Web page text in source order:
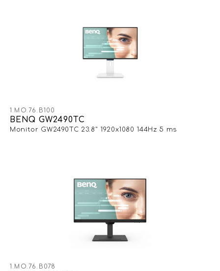
1.MO.76.B100
BENQ GW2490TC
Monitor GW2490TC 23.8" 1920x1080 144Hz 5 ms
1.MO.76.B078